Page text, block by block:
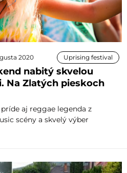
2020 Uprising festival
nabitý skvelou
Na Zlatých pieskoch
aj reggae legenda z
scény a skvelý výber